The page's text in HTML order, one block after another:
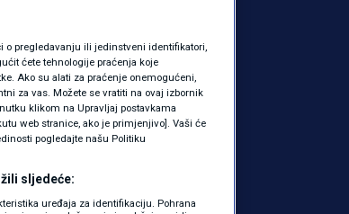
da
o pregledavanju ili jedinstveni identifikatori,
ćete tehnologije praćenja koje
Ako su alati za praćenje onemogućeni,
za vas. Možete se vratiti na ovaj izbornik
klikom na Upravljaj postavkama
web stranice, ako je primjenjivo]. Vaši će
pogledajte našu Politiku
sljedeće:
uređaja za identifikaciju. Pohrana